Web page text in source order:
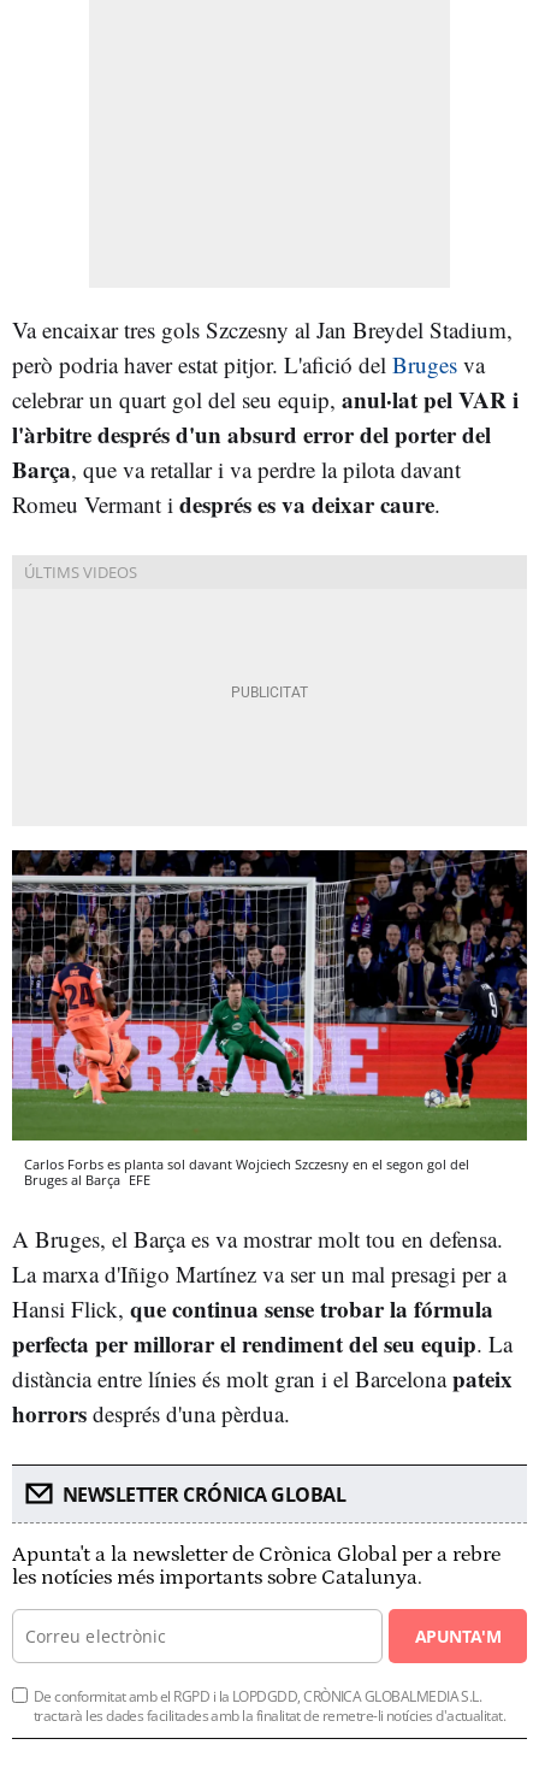
Va encaixar tres gols Szczesny al Jan Breydel Stadium,
però podria haver estat pitjor. L'afició del Bruges va
celebrar un quart gol del seu equip, anul·lat pel VAR i
l'àrbitre després d'un absurd error del porter del
Barça, que va retallar i va perdre la pilota davant
Romeu Vermant i després es va deixar caure.
Carlos Forbs es planta sol davant Wojciech Szczesny en el segon gol del
Bruges al Barça EFE
A Bruges, el Barça es va mostrar molt tou en defensa.
La marxa d'Iñigo Martínez va ser un mal presagi per a
Hansi Flick, que continua sense trobar la fórmula
perfecta per millorar el rendiment del seu equip. La
distància entre línies és molt gran i el Barcelonapateix
horrors després d'una pèrdua.
NEWSLETTER CRÓNICA GLOBAL
Apunta't a la newsletter de Crònica Global per a rebre
les notícies més importants sobre Catalunya.
APUNTA'M
De conformitat amb el RGPD i la LOPDGDD, CRÒNICA GLOBALMEDIA S.L.
tractarà les dades facilitades amb la finalitat de remetre-li notícies d'actualitat.